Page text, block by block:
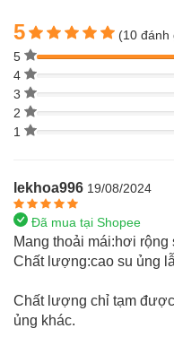
5
(10 đánh
5
4
3
2
1
lekhoa996 19/08/2024
Đã mua tại Shopee
Mang thoải mái:hơi rộng
Chất lượng:cao su ủng
Chất lượng chỉ tạm
ủng khác.